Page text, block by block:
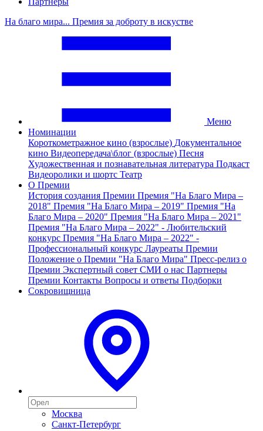
На благо мира... Премия за доброту в искустве
Меню
Номинации
Короткометражное кино (взрослые) Документальное
кино Видеопередача\блог (взрослые) Песня
Художественная и познавательная литература Подкаст
Видеоролики и шортс Театр
О Премии
История создания Премии Премия "На Благо Мира –
2018" Премия "На Благо Мира – 2019" Премия "На
Благо Мира – 2020" Премия "На Благо Мира – 2021"
Премия "На Благо Мира – 2022" - Любительский
конкурс Премия "На Благо Мира – 2022" -
Профессиональный конкурс Лауреаты Премии
Положение о Премии "На Благо Мира" Пресс-релиз о
Премии Экспертный совет СМИ о нас Партнеры
Премии Контакты Вопросы и ответы Подборки
Сокровищница
Москва
Санкт-Петербург